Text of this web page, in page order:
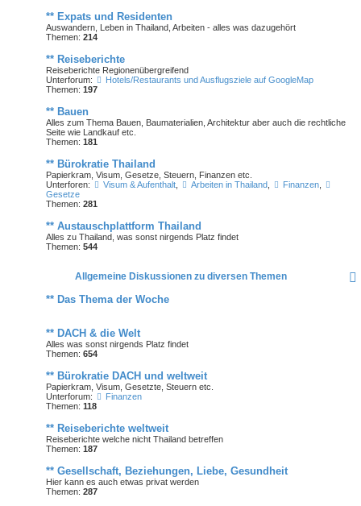
** Expats und Residenten
Auswandern, Leben in Thailand, Arbeiten - alles was dazugehört
Themen: 214
** Reiseberichte
Reiseberichte Regionenübergreifend
Unterforum:
Hotels/Restaurants und Ausflugsziele auf GoogleMap
Themen: 197
** Bauen
Alles zum Thema Bauen, Baumaterialien, Architektur aber auch die rechtliche
Seite wie Landkauf etc.
Themen: 181
** Bürokratie Thailand
Papierkram, Visum, Gesetze, Steuern, Finanzen etc.
Unterforen:
Visum & Aufenthalt, Arbeiten in Thailand, Finanzen,
Gesetze
Themen: 281
** Austauschplattform Thailand
Alles zu Thailand, was sonst nirgends Platz findet
Themen: 544
Allgemeine Diskussionen zu diversen Themen
** Das Thema der Woche
** DACH & die Welt
Alles was sonst nirgends Platz findet
Themen: 654
** Bürokratie DACH und weltweit
Papierkram, Visum, Gesetzte, Steuern etc.
Unterforum:
Finanzen
Themen: 118
** Reiseberichte weltweit
Reiseberichte welche nicht Thailand betreffen
Themen: 187
** Gesellschaft, Beziehungen, Liebe, Gesundheit
Hier kann es auch etwas privat werden
Themen: 287